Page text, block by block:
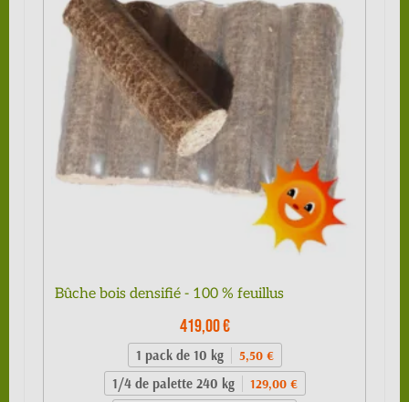
Bûche bois densifié - 100 % feuillus
419,00 €
1 pack de 10 kg 5,50 €
1/4 de palette 240 kg 129,00 €